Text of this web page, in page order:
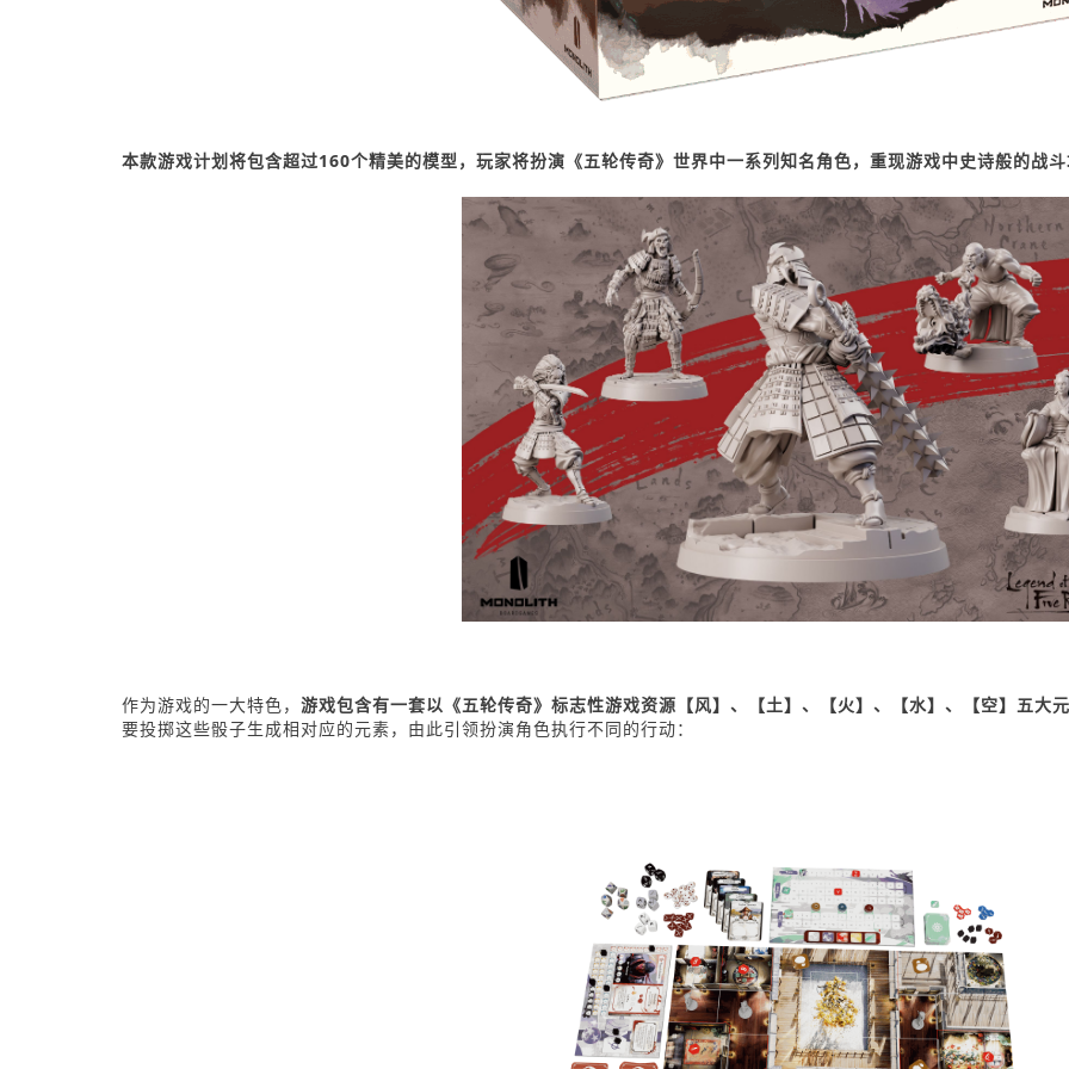
本款游戏计划将包含超过160个精美的模型，玩家将扮演《五轮传奇》世界中一系列知名角色，重现游戏中史诗般的战
作为游戏的一大特色， 游戏包含有一套以《五轮传奇》标志性游戏资源【风】、【土】、【火】、【水】、【空】五大
要投掷这些骰子生成相对应的元素，由此引领扮演角色执行不同的行动：